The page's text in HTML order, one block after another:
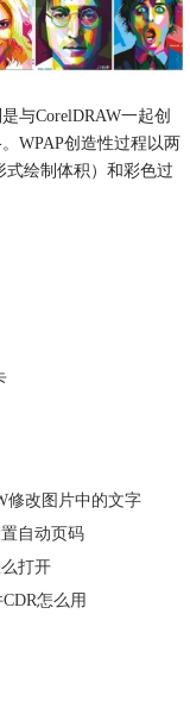
与CorelDRAW一起创
WPAP创造性过程以两
绘制体积）和彩色过
修改图片中的文字
自动页码
打开
怎么用